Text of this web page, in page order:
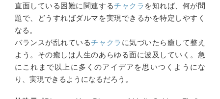
直面している困難に関連するチャクラ を知れば、何が問
題で、どうすればダルマを実現できるかを特定しやすく
なる。
バランスが乱れているチャクラ に気づいたら癒して整え
よう。その癒しは人生のあらゆる面に波及していく。急
にこれまで以上に多くのアイデアを思いつくようにな
り、実現できるようになるだろう。